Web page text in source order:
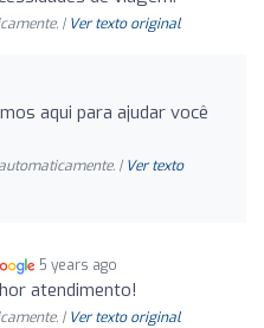
| Ver texto original
aqui para ajudar você
| Ver texto
5 years ago
atendimento!
| Ver texto original